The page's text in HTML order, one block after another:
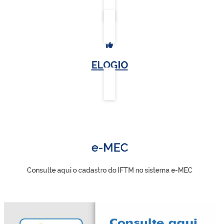
ELOGIO
e-MEC
Consulte aqui o cadastro do IFTM no sistema e-MEC